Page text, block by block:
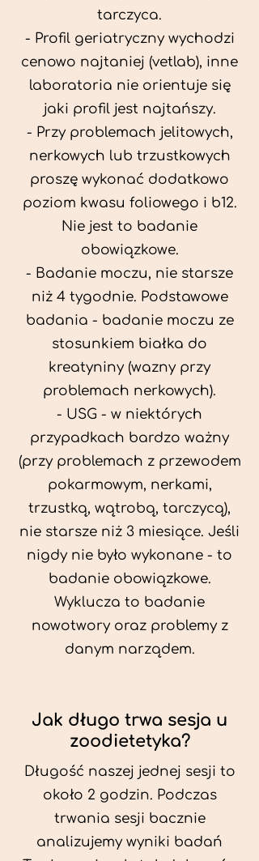
tarczyca.
- Profil geriatryczny wychodzi
cenowo najtaniej (vetlab), inne
laboratoria nie orientuje się
jaki profil jest najtańszy.
- Przy problemach jelitowych,
nerkowych lub trzustkowych
proszę wykonać dodatkowo
poziom kwasu foliowego i b12.
Nie jest to badanie
obowiązkowe.
- Badanie moczu, nie starsze
niż 4 tygodnie. Podstawowe
badania - badanie moczu ze
stosunkiem białka do
kreatyniny (wazny przy
problemach nerkowych).
- USG - w niektórych
przypadkach bardzo ważny
(przy problemach z przewodem
pokarmowym, nerkami,
trzustką, wątrobą, tarczycą),
nie starsze niż 3 miesiące. Jeśli
nigdy nie było wykonane - to
badanie obowiązkowe.
Wyklucza to badanie
nowotwory oraz problemy z
danym narządem.
Jak długo trwa sesja u
zoodietetyka?
Długość naszej jednej sesji to
około 2 godzin. Podczas
trwania sesji bacznie
analizujemy wyniki badań